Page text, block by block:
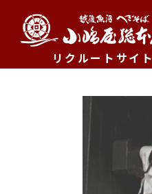
リクルートサイト